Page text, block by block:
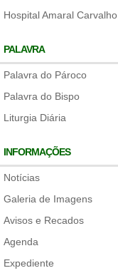
Hospital Amaral Carvalho
PALAVRA
Palavra do Pároco
Palavra do Bispo
Liturgia Diária
INFORMAÇÕES
Notícias
Galeria de Imagens
Avisos e Recados
Agenda
Expediente